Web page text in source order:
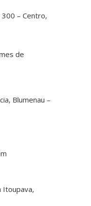
300 – Centro,
de
Blumenau –
Itoupava,